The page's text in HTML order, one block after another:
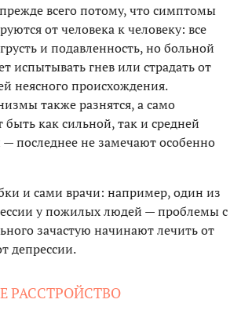
всего потому, что симптомы
от человека к человеку: все
и подавленность, но больной
испытывать гнев или страдать от
неясного происхождения.
также разнятся, а само
быть как сильной, так и средней
— последнее не замечают особенно
и сами врачи: например, один из
у пожилых людей — проблемы с
зачастую начинают лечить от
депрессии.
РАССТРОЙСТВО